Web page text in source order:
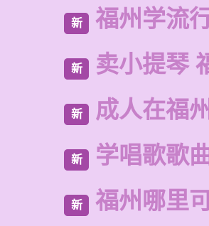
新 福州学流
新 卖小提琴
新 成人在福
新 学唱歌歌
新 福州哪里